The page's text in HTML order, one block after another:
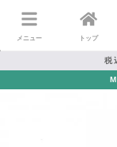
メニュー トップ
税